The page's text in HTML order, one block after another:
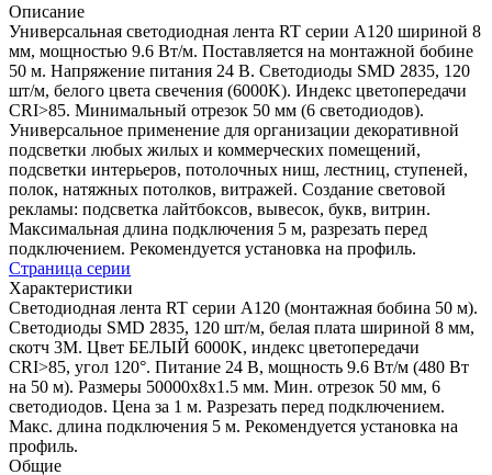
Описание
Универсальная светодиодная лента RT серии A120 шириной 8
мм, мощностью 9.6 Вт/м. Поставляется на монтажной бобине
50 м. Напряжение питания 24 В. Светодиоды SMD 2835, 120
шт/м, белого цвета свечения (6000K). Индекс цветопередачи
CRI>85. Минимальный отрезок 50 мм (6 светодиодов).
Универсальное применение для организации декоративной
подсветки любых жилых и коммерческих помещений,
подсветки интерьеров, потолочных ниш, лестниц, ступеней,
полок, натяжных потолков, витражей. Создание световой
рекламы: подсветка лайтбоксов, вывесок, букв, витрин.
Максимальная длина подключения 5 м, разрезать перед
подключением. Рекомендуется установка на профиль.
Страница серии
Характеристики
Светодиодная лента RT серии A120 (монтажная бобина 50 м).
Светодиоды SMD 2835, 120 шт/м, белая плата шириной 8 мм,
скотч 3M. Цвет БЕЛЫЙ 6000K, индекс цветопередачи
CRI>85, угол 120°. Питание 24 В, мощность 9.6 Вт/м (480 Вт
на 50 м). Размеры 50000x8x1.5 мм. Мин. отрезок 50 мм, 6
светодиодов. Цена за 1 м. Разрезать перед подключением.
Макс. длина подключения 5 м. Рекомендуется установка на
профиль.
Общие